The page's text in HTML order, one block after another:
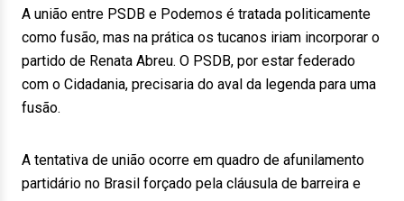
A união entre PSDB e Podemos é tratada politicamente
como fusão, mas na prática os tucanos iriam incorporar o
partido de Renata Abreu. O PSDB, por estar federado
com o Cidadania, precisaria do aval da legenda para uma
fusão.
A tentativa de união ocorre em quadro de afunilamento
partidário no Brasil forçado pela cláusula de barreira e